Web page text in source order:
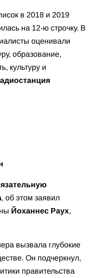
в 2018 и 2019
на 12-ю строчку. В
оценивали
образование,
культуру и
, об этом заявил
Йоханнес Раух,
вызвала глубокие
Он подчеркнул,
правительства